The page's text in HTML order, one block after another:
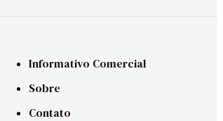
Informativo Comercial
Sobre
Contato